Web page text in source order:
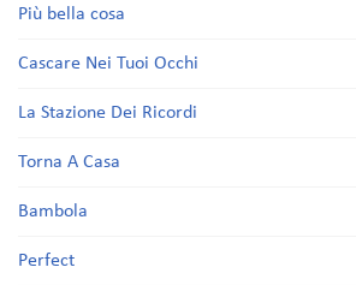
Più bella cosa
Cascare Nei Tuoi Occhi
La Stazione Dei Ricordi
Torna A Casa
Bambola
Perfect